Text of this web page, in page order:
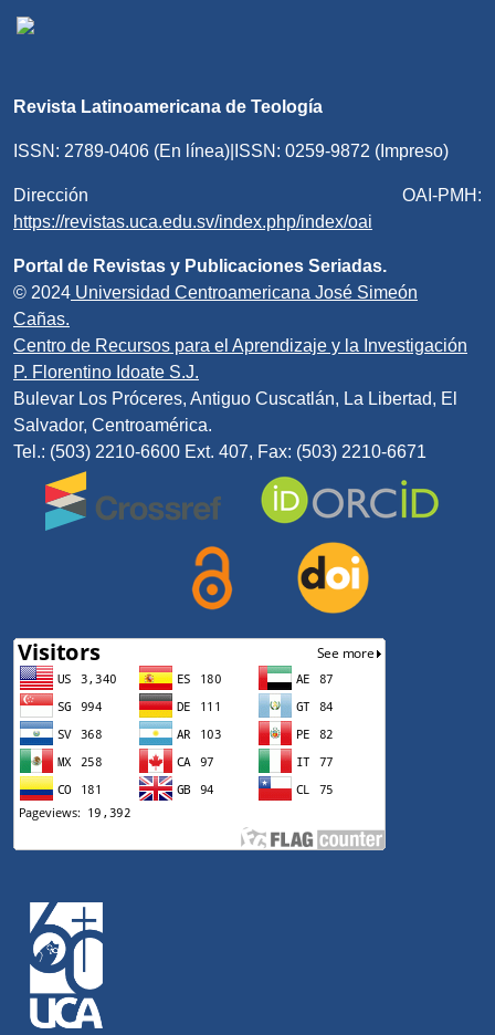
Revista Latinoamericana de Teología
ISSN: 2789-0406 (En línea)|ISSN: 0259-9872 (Impreso)
Dirección OAI-PMH:
https://revistas.uca.edu.sv/index.php/index/oai
Portal de Revistas y Publicaciones Seriadas.
© 2024 Universidad Centroamericana José Simeón
Cañas.
Centro de Recursos para el Aprendizaje y la Investigación
P. Florentino Idoate S.J.
Bulevar Los Próceres, Antiguo Cuscatlán, La Libertad, El
Salvador, Centroamérica.
Tel.: (503) 2210-6600 Ext. 407, Fax: (503) 2210-6671